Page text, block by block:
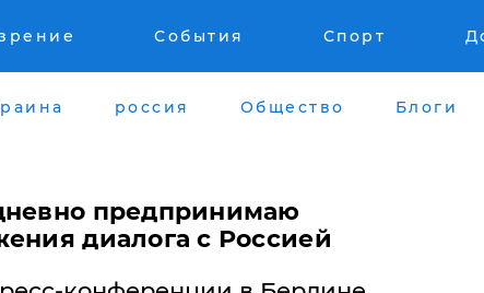
События Спорт
россия Общество Блоги
предпринимаю
диалога с Россией